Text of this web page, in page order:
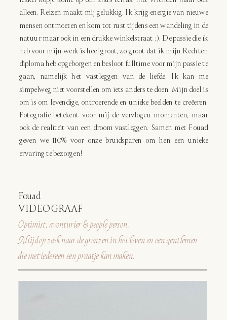
Fouad
VIDEOGRAAF
alleen. Reizen maakt mij gelukkig. Ik krijg energie van nieuwe
mensen ontmoeten en kom tot rust tijdens een wandeling in de
natuur maar ook in een drukke winkelstraat :). De passie die ik
heb voor mijn werk is heel groot, zo groot dat ik mijn Rechten
diploma heb opgeborgen en besloot fulltime voor mijn passie te
gaan, namelijk het vastleggen van de liefde. Ik kan me
simpelweg niet voorstellen om iets anders te doen. Mijn doel is
om is om levendige, ontroerende en unieke beelden te creëeren.
Fotografie betekent voor mij de vervlogen momenten, maar
ook de realiteit van een droom vastleggen. Samen met Fouad
geven we 110% voor onze bruidsparen om hen een unieke
ervaring te bezorgen!
Optimist, avonturier & people person.
Altijd op zoek naar de grenzen in het leven en een gentlemen
die met iedereen een praatje kan maken.